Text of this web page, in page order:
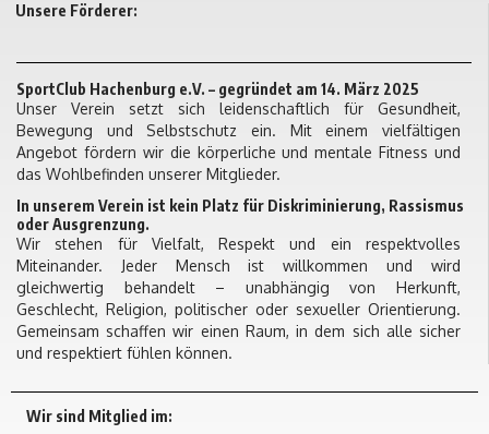
Unsere Förderer:
SportClub Hachenburg e.V. – gegründet am 14. März 2025
Unser Verein setzt sich leidenschaftlich für Gesundheit,
Bewegung und Selbstschutz ein. Mit einem vielfältigen
Angebot fördern wir die körperliche und mentale Fitness und
das Wohlbefinden unserer Mitglieder.
In unserem Verein ist kein Platz für Diskriminierung, Rassismus
oder Ausgrenzung.
Wir stehen für Vielfalt, Respekt und ein respektvolles
Miteinander. Jeder Mensch ist willkommen und wird
gleichwertig behandelt – unabhängig von Herkunft,
Geschlecht, Religion, politischer oder sexueller Orientierung.
Gemeinsam schaffen wir einen Raum, in dem sich alle sicher
und respektiert fühlen können.
Wir sind Mitglied im: